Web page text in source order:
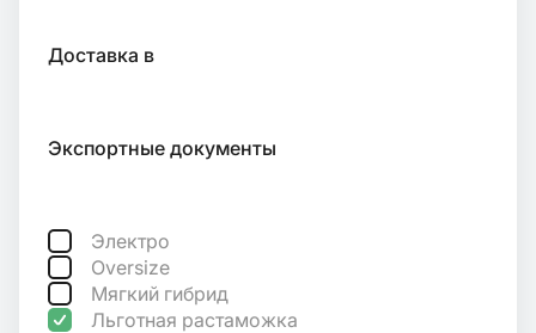
Доставка в
Экспортные документы
Электро
Oversize
Мягкий гибрид
Льготная растаможка